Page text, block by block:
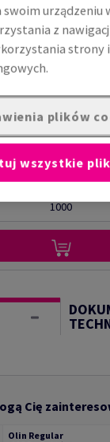
VAT
Cię
Olin Regular
urządzeniu
z
strony
plików
wszystkie